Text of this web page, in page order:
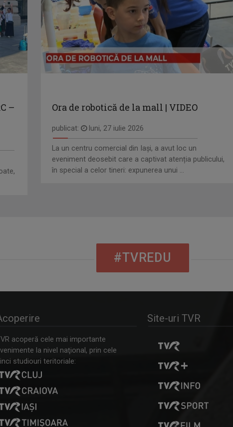
–
Ora de robotică de la mall | VIDEO
publicat: luni, 27 iulie 2026
La un centru comercial din Iași, a avut loc un
eveniment deosebit care a captivat atenția publicului,
în special a celor tineri: expunerea unui ...
#TVREDU
acoperă cele mai importante
la nivel naţional, prin cele
studiouri teritoriale:
Site-uri TVR